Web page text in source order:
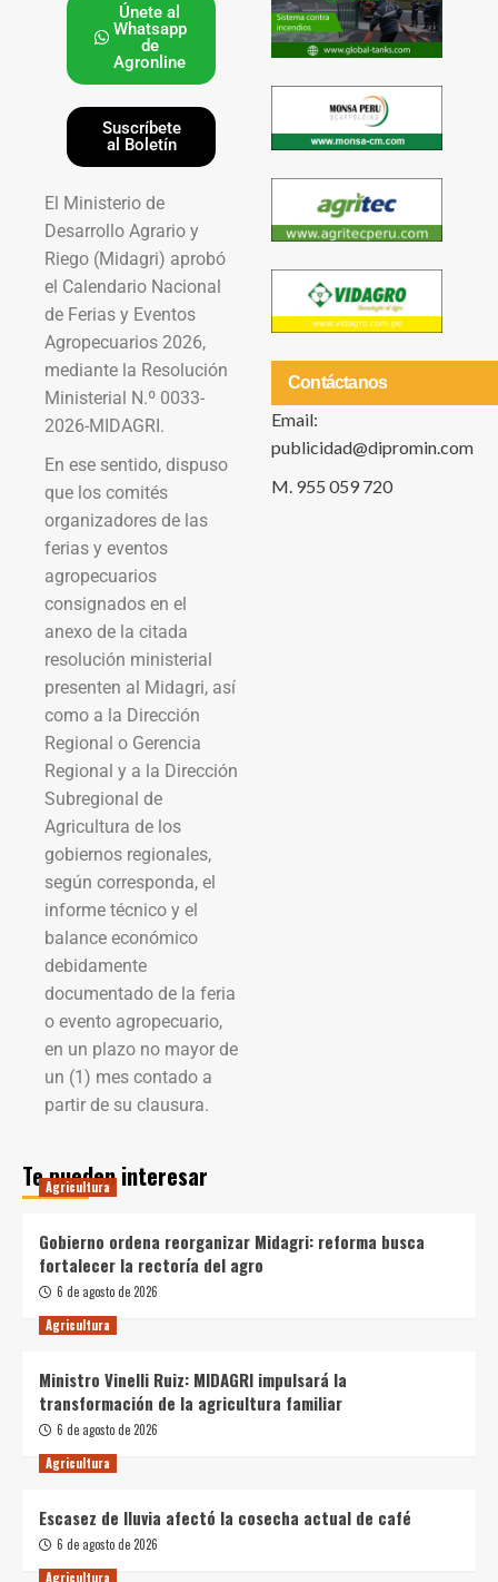
Únete al
Whatsapp
de
Agronline
Suscríbete
al Boletín
El Ministerio de
Desarrollo Agrario y
Riego (Midagri) aprobó
el Calendario Nacional
de Ferias y Eventos
Agropecuarios 2026,
mediante la Resolución
Ministerial N.º 0033-
2026-MIDAGRI.
En ese sentido, dispuso
que los comités
organizadores de las
ferias y eventos
agropecuarios
consignados en el
anexo de la citada
resolución ministerial
presenten al Midagri, así
como a la Dirección
Regional o Gerencia
Regional y a la Dirección
Subregional de
Agricultura de los
gobiernos regionales,
según corresponda, el
informe técnico y el
balance económico
debidamente
documentado de la feria
o evento agropecuario,
en un plazo no mayor de
un (1) mes contado a
partir de su clausura.
Contáctanos
Email:
publicidad@dipromin.com
M. 955 059 720
Te pueden interesar
Agricultura
Gobierno ordena reorganizar Midagri: reforma busca
fortalecer la rectoría del agro
6 de agosto de 2026
Agricultura
Ministro Vinelli Ruiz: MIDAGRI impulsará la
transformación de la agricultura familiar
6 de agosto de 2026
Agricultura
Escasez de lluvia afectó la cosecha actual de café
6 de agosto de 2026
Agricultura